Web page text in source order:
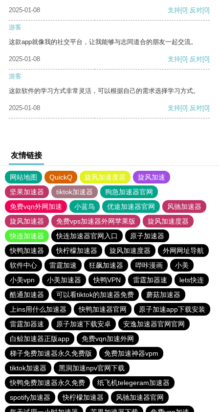
2025-01-08 支持[0] 反对[0]
游客
这款app就像我的社交平台，让我能够与志同道合的朋友一起交流。
2025-01-08 支持[0] 反对[0]
游客
这款软件的学习方式非常灵活，可以根据自己的需求选择学习方式。
2025-01-08 支持[0] 反对[0]
友情链接
网站地图 QuickQ 旋风加速度器
旋风加速
坚果加速器
tiktok加速器
狗急加速器官网
免费vqn外网加速
小蓝鸟 优途加速器官网
风驰加速器
旋风加速器
免费vps加速器外网苹果版
旋风加速度器
快连加速器
快连加速器官网入口
原子加速器
快鸭加速器
快柠檬加速器 旋风加速度器
外网网址导航
软件中心
雷霆加速 狂飙加速器 哔咔漫画
小美
小美vpn
小美加速器 快鸭VPN 雷霆加器速
lets快连
酷通加速器
可以看tiktok的加速器免费
蘑菇加速器
上ins用什么加速器
快鸭加速器官网
原子加速app下载安装
雷霆加器速
原子加速下载安卓
安逸加速器官网官网
白鲸加速器正版app
免费vqn加速外网
梯子免费加速器永久免费版
免费加速神器vpm
tiktok加速器
黑洞加速npv官网下载
快鸭免费加速器永久免费
纸飞机telegeram加速器
spotify加速器
快柠檬加速器
风驰加速器官网